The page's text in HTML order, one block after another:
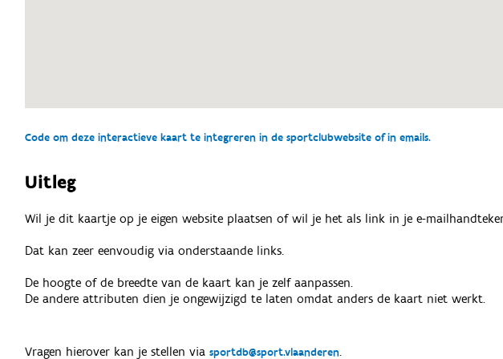
Code om deze interactieve kaart te integreren in de sportclubwebsite of in emails.
Uitleg
Wil je dit kaartje op je eigen website plaatsen of wil je het als link in je e-
Dat kan zeer eenvoudig via onderstaande links.
De hoogte of de breedte van de kaart kan je zelf aanpassen.
De andere attributen dien je ongewijzigd te laten omdat anders de kaart niet werkt.
Vragen hierover kan je stellen viasportdb@sport.vlaanderen.